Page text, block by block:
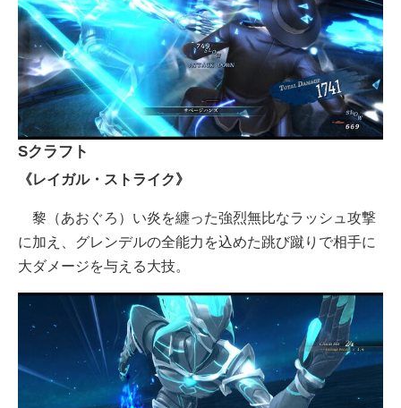
Sクラフト
《レイガル・ストライク》
黎（あおぐろ）い炎を纏った強烈無比なラッシュ攻撃
に加え、グレンデルの全能力を込めた跳び蹴りで相手に
大ダメージを与える大技。